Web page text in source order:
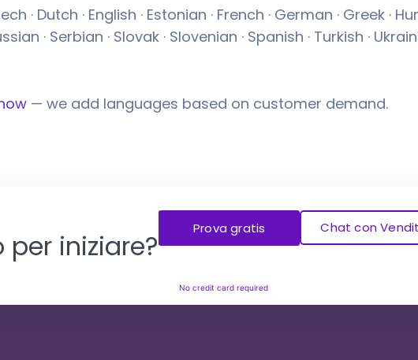
· Dutch · English · Estonian · French · German · Greek ·
· Serbian · Slovak · Slovenian · Spanish · Turkish ·
— we add languages based on customer demand.
per iniziare? Prova gratis Chat con